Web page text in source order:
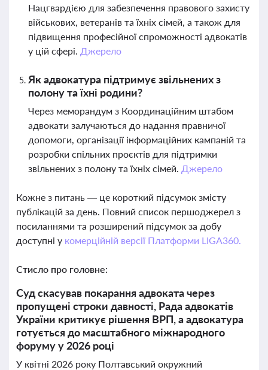
Нацгвардією для забезпечення правового захисту
військових, ветеранів та їхніх сімей, а також для
підвищення професійної спроможності адвокатів
у цій сфері. Джерело
Як адвокатура підтримує звільнених з
полону та їхні родини?
Через меморандум з Координаційним штабом
адвокати залучаються до надання правничої
допомоги, організації інформаційних кампаній та
розробки спільних проєктів для підтримки
звільнених з полону та їхніх сімей. Джерело
Кожне з питань — це короткий підсумок змісту
публікацій за день. Повний список першоджерел з
посиланнями та розширений підсумок за добу
доступні у комерційній версії Платформи LIGA360.
Стисло про головне:
Суд скасував покарання адвоката через
пропущені строки давності, Рада адвокатів
України критикує рішення ВРП, а адвокатура
готується до масштабного міжнародного
форуму у 2026 році
У квітні 2026 року Полтавський окружний